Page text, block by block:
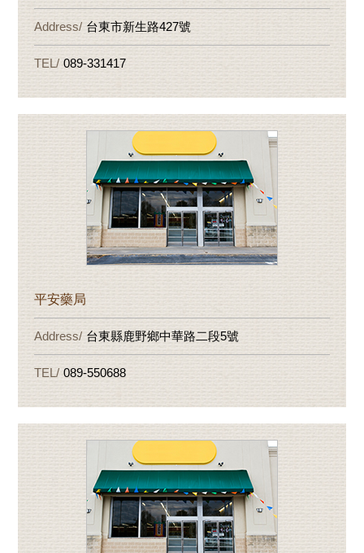
台東市新生路427號
089-331417
平安藥局
台東縣鹿野鄉中華路二段5號
089-550688